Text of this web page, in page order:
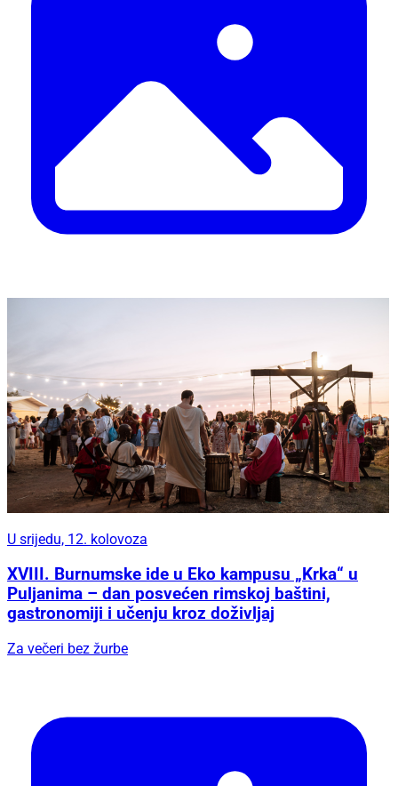
U srijedu, 12. kolovoza
XVIII. Burnumske ide u Eko kampusu „Krka“ u
Puljanima – dan posvećen rimskoj baštini,
gastronomiji i učenju kroz doživljaj
Za večeri bez žurbe